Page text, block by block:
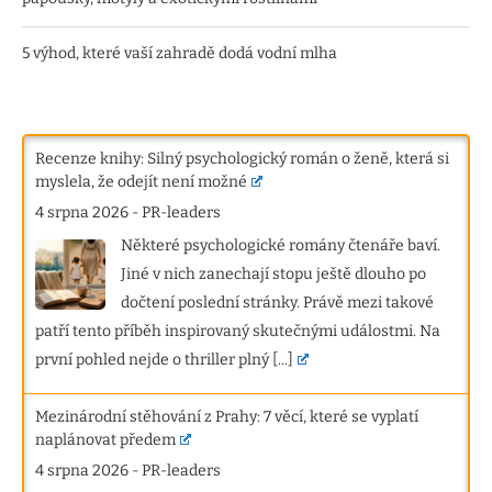
5 výhod, které vaší zahradě dodá vodní mlha
Recenze knihy: Silný psychologický román o ženě, která si
myslela, že odejít není možné
4 srpna 2026 -PR-leaders
Některé psychologické romány čtenáře baví.
Jiné v nich zanechají stopu ještě dlouho po
dočtení poslední stránky. Právě mezi takové
patří tento příběh inspirovaný skutečnými událostmi. Na
první pohled nejde o thriller plný [...]
Mezinárodní stěhování z Prahy: 7 věcí, které se vyplatí
naplánovat předem
4 srpna 2026 -PR-leaders